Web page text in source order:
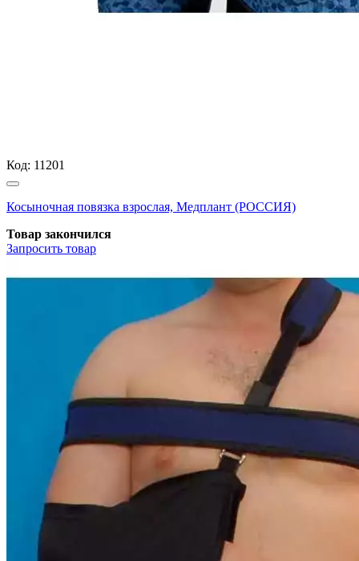
Код: 11201
Косыночная повязка взрослая, Медплант (РОССИЯ)
Товар закончился
Запросить товар